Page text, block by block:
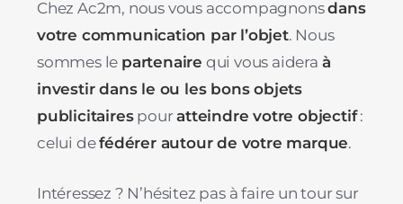
Chez Ac2m, nous vous accompagnonsdans
votre communication par l’objet. Nous
sommes le partenaire qui vous aidera à
investir dans le ou les bons objets
publicitairespouratteindre votre objectif:
celui defédérer autour de votre marque.
Intéressez ? N’hésitez pas à faire un tour sur